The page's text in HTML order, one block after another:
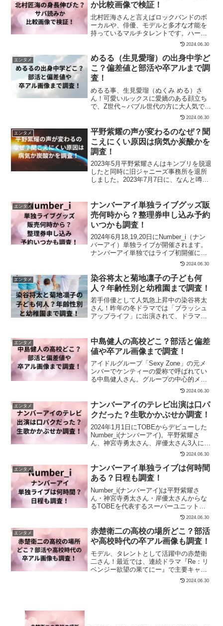
か比較画像で検証！
北村匠海さんと言えばロックバンドのボ
ーカルや、俳優、モデルと多才な才能を
持っているマルチタレントです。ハーフ
タレントのような甘い顔立ちで、かわい
2024.06.30
エンタメ
めるる（生見愛瑠）の出身中学ど
こ？偏差値と部活や卒アルまで調
査！
めるる事、生見愛瑠（ぬくみ める）さ
ん！可愛いルックスに愛嬌のある顔立ち
で、Z世代～バブル世代の方に大人気です
よね！頻繁に、情報番組やバラエティー
2024.06.30
エンタメ
平野紫耀の声が変わるのなぜ？聞
こえにくい原因は病気か炭酸かを
調査！
2023年5月平野紫耀さんはキンプリを脱退
したと同時に旧ジャニーズ事務所を退所
しました。2023年7月7日に、なんと噂通
エンタメ
ナンバーアイ単独ライブグッズ販
売何時から？整理券申し込み予約
いつかも調査！
2024年6月18,19,20日にNumber_i（ナン
バーアイ）単独ライブが開催されます。
ナンバーアイ単独ではライブ初開催にな
るため、ライブグッズはぜひ手にし...
2024.06.30
エンタメ
染谷将太と菊地凛子の子ども何
人？年齢性別と幼稚園まで調査！
若手俳優として人気急上昇中の染谷将太
さん！昨年の冬ドラマでは「ブラッシュ
アップライフ」に出演されて、ドラマ内
エンタメ
中島健人の高校どこ？部活と偏差
値や卒アル画像まで調査！
アイドルグループ「Sexy Zone」の元メ
ンバーでケンティーの愛称で呼ばれてい
る中島健人さん。グループの中心的メン
バーで、THEアイドルと言っても過言で
2024.06.30
エンタメ
ナンバーアイのテレビ出演は口パ
クだった？生歌かかぶせか調査！
2024年1月1日にTOBEからデビューした
Number_i(ナンバーアイ)。平野紫耀さ
ん、神宮寺勇太さん、岸優太さん3人によ
るダンスボーカルユニットです。4月...
2024.06.30
エンタメ
ナンバーアイ単独ライブは何時間
ある？日程も調査！
Number_i(ナンバーアイ)は平野紫耀さ
ん・神宮寺勇太さん・岸優太さんからな
るTOBEを代表するスーパーユニットで
す。このグループがいよいよ単独ライブ
2024.06.30
エンタメ
赤楚衛二の高校の場所どこ？部活
や高校時代の卒アル画像も調査！
モデル、タレントとして活躍中の赤楚衛
二さん！最近では、連続ドラマ『Re：リ
ベンジー欲望の果てにー』で主要キャス
ト役を演じる予定です。そんな赤楚衛二
2024.06.30